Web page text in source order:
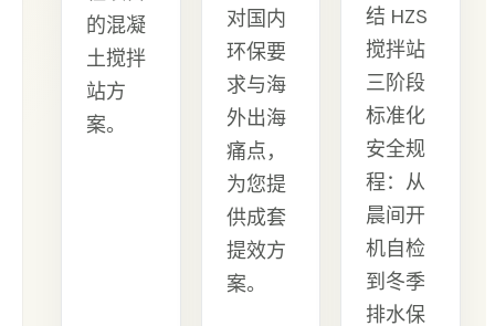
的混凝
土搅拌
站方
案。
对国内
环保要
求与海
外出海
痛点，
为您提
供成套
提效方
案。
结 HZS
搅拌站
三阶段
标准化
安全规
程：从
晨间开
机自检
到冬季
排水保